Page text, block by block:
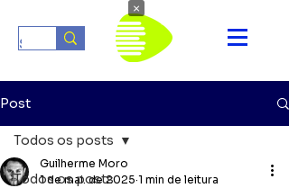
Post
Todos os posts
Todos os posts
Guilherme Moro
1 de mai. de 2025 1 min de leitura
×